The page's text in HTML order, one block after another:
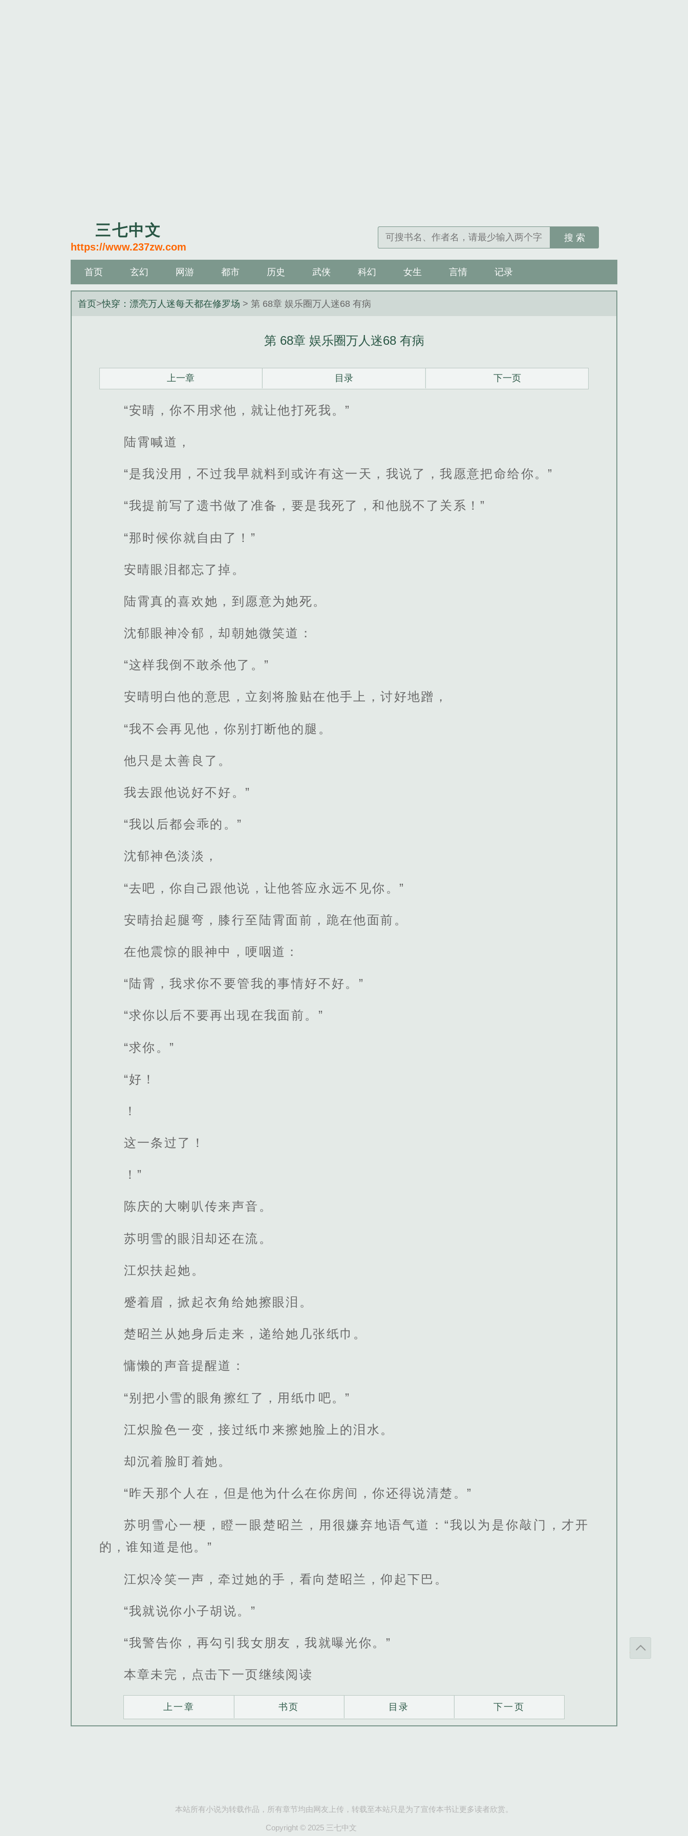
三七中文
https://www.237zw.com
搜 索
首页 玄幻 网游 都市 历史 武侠 科幻 女生 言情 记录
首页>快穿：漂亮万人迷每天都在修罗场 > 第 68章 娱乐圈万人迷68 有病
第 68章 娱乐圈万人迷68 有病
上一章 目录 下一页
“安晴，你不用求他，就让他打死我。”
陆霄喊道，
“是我没用，不过我早就料到或许有这一天，我说了，我愿意把命给你。”
“我提前写了遗书做了准备，要是我死了，和他脱不了关系！”
“那时候你就自由了！”
安晴眼泪都忘了掉。
陆霄真的喜欢她，到愿意为她死。
沈郁眼神冷郁，却朝她微笑道：
“这样我倒不敢杀他了。”
安晴明白他的意思，立刻将脸贴在他手上，讨好地蹭，
“我不会再见他，你别打断他的腿。
他只是太善良了。
我去跟他说好不好。”
“我以后都会乖的。”
沈郁神色淡淡，
“去吧，你自己跟他说，让他答应永远不见你。”
安晴抬起腿弯，膝行至陆霄面前，跪在他面前。
在他震惊的眼神中，哽咽道：
“陆霄，我求你不要管我的事情好不好。”
“求你以后不要再出现在我面前。”
“求你。”
“好！
！
这一条过了！
！”
陈庆的大喇叭传来声音。
苏明雪的眼泪却还在流。
江炽扶起她。
蹙着眉，掀起衣角给她擦眼泪。
楚昭兰从她身后走来，递给她几张纸巾。
慵懒的声音提醒道：
“别把小雪的眼角擦红了，用纸巾吧。”
江炽脸色一变，接过纸巾来擦她脸上的泪水。
却沉着脸盯着她。
“昨天那个人在，但是他为什么在你房间，你还得说清楚。”
苏明雪心一梗，瞪一眼楚昭兰，用很嫌弃地语气道：“我以为是你敲门，才开
的，谁知道是他。”
江炽冷笑一声，牵过她的手，看向楚昭兰，仰起下巴。
“我就说你小子胡说。”
“我警告你，再勾引我女朋友，我就曝光你。”
本章未完，点击下一页继续阅读
上一章 书页 目录 下一页
本站所有小说为转载作品，所有章节均由网友上传，转载至本站只是为了宣传本书让更多读者欣赏。
Copyright © 2025 三七中文